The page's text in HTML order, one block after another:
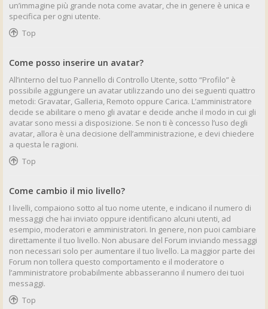
un’immagine più grande nota come avatar, che in genere è unica e
specifica per ogni utente.
Top
Come posso inserire un avatar?
All’interno del tuo Pannello di Controllo Utente, sotto “Profilo” è
possibile aggiungere un avatar utilizzando uno dei seguenti quattro
metodi: Gravatar, Galleria, Remoto oppure Carica. L’amministratore
decide se abilitare o meno gli avatar e decide anche il modo in cui gli
avatar sono messi a disposizione. Se non ti è concesso l’uso degli
avatar, allora è una decisione dell’amministrazione, e devi chiedere
a questa le ragioni.
Top
Come cambio il mio livello?
I livelli, compaiono sotto al tuo nome utente, e indicano il numero di
messaggi che hai inviato oppure identificano alcuni utenti, ad
esempio, moderatori e amministratori. In genere, non puoi cambiare
direttamente il tuo livello. Non abusare del Forum inviando messaggi
non necessari solo per aumentare il tuo livello. La maggior parte dei
Forum non tollera questo comportamento e il moderatore o
l’amministratore probabilmente abbasseranno il numero dei tuoi
messaggi.
Top